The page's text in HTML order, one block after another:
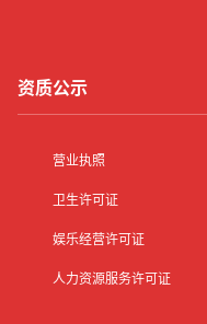
资质公示
营业执照
卫生许可证
娱乐经营许可证
人力资源服务许可证